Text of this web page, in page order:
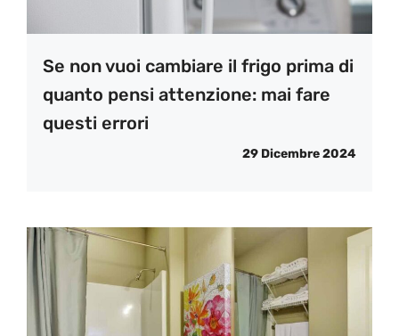
Se non vuoi cambiare il frigo prima di
quanto pensi attenzione: mai fare
questi errori
29 Dicembre 2024